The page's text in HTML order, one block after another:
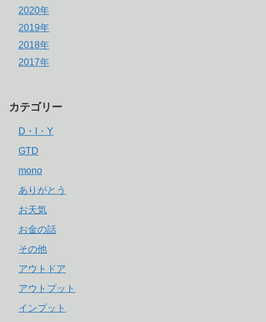
2020年
2019年
2018年
2017年
カテゴリー
D・I・Y
GTD
mono
ありがとう
お天気
お金の話
その他
アウトドア
アウトプット
インプット